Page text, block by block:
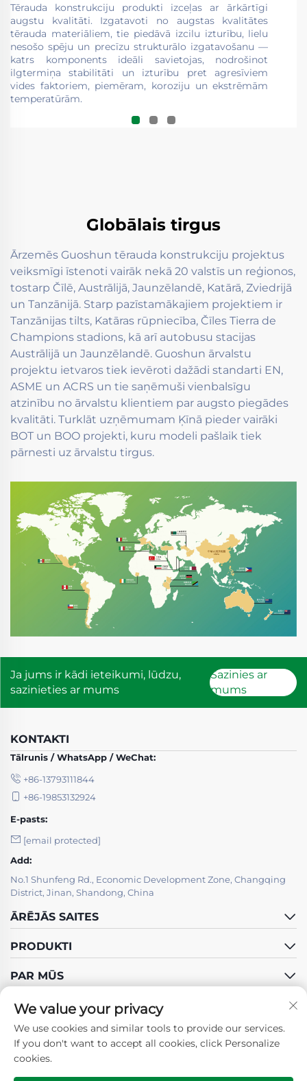
Tērauda konstrukciju produkti izceļas ar ārkārtīgi
augstu kvalitāti. Izgatavoti no augstas kvalitātes
tērauda materiāliem, tie piedāvā izcilu izturību, lielu
nesošo spēju un precīzu strukturālo izgatavošanu —
katrs komponents ideāli savietojas, nodrošinot
ilgtermiņa stabilitāti un izturību pret agresīviem
vides faktoriem, piemēram, koroziju un ekstrēmām
temperatūrām.
Globālais tirgus
Ārzemēs Guoshun tērauda konstrukciju projektus
veiksmīgi īstenoti vairāk nekā 20 valstīs un reģionos,
tostarp Čīlē, Austrālijā, Jaunzēlandē, Katārā, Zviedrijā
un Tanzānijā. Starp pazīstamākajiem projektiem ir
Tanzānijas tilts, Katāras rūpniecība, Čīles Tierra de
Champions stadions, kā arī autobusu stacijas
Austrālijā un Jaunzēlandē. Guoshun ārvalstu
projektu ietvaros tiek ievēroti dažādi standarti EN,
ASME un ACRS un tie saņēmuši vienbalsīgu
atzinību no ārvalstu klientiem par augsto piegādes
kvalitāti. Turklāt uzņēmumam Ķīnā pieder vairāki
BOT un BOO projekti, kuru modeli pašlaik tiek
pārnesti uz ārvalstu tirgus.
Ja jums ir kādi ieteikumi, lūdzu,
sazinieties ar mums
Sazinies ar
mums
KONTAKTI
Tālrunis / WhatsApp / WeChat:
+86-13793111844
+86-19853132924
E-pasts:
[email protected]
Add:
No.1 Shunfeng Rd., Economic Development Zone, Changqing
District, Jinan, Shandong, China
ĀRĒJĀS SAITES
PRODUKTI
PAR MŪS
We value your privacy
We use cookies and similar tools to provide our services.
If you don't want to accept all cookies, click Personalize
cookies.